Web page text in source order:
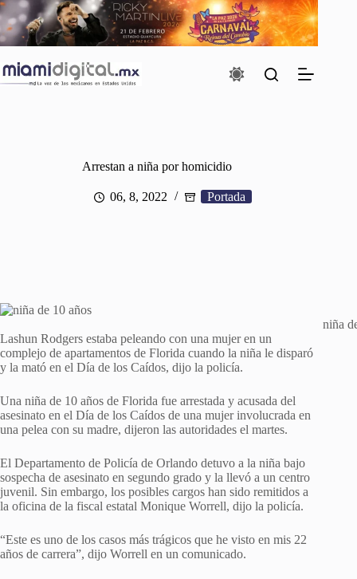
Saltar
al
contenido
Arrestan a niña por homicidio
06, 8, 2022 Portada
niña
Lashun Rodgers estaba peleando con una mujer en un
complejo de apartamentos de Florida cuando la niña le disparó
y la mató en el Día de los Caídos, dijo la policía.
Una niña de 10 años de Florida fue arrestada y acusada del
asesinato en el Día de los Caídos de una mujer involucrada en
una pelea con su madre, dijeron las autoridades el martes.
El Departamento de Policía de Orlando detuvo a la niña bajo
sospecha de asesinato en segundo grado y la llevó a un centro
juvenil. Sin embargo, los posibles cargos han sido remitidos a
la oficina de la fiscal estatal Monique Worrell, dijo la policía.
“Este es uno de los casos más trágicos que he visto en mis 22
años de carrera”, dijo Worrell en un comunicado.